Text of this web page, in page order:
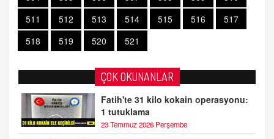
511
512 513 514 515 516
517
518
519 520 521
ÇOK OKUNANLAR
Fatih'te 31 kilo kokain operasyonu:
1 tutuklama
23 Temmuz 2026 Perşembe